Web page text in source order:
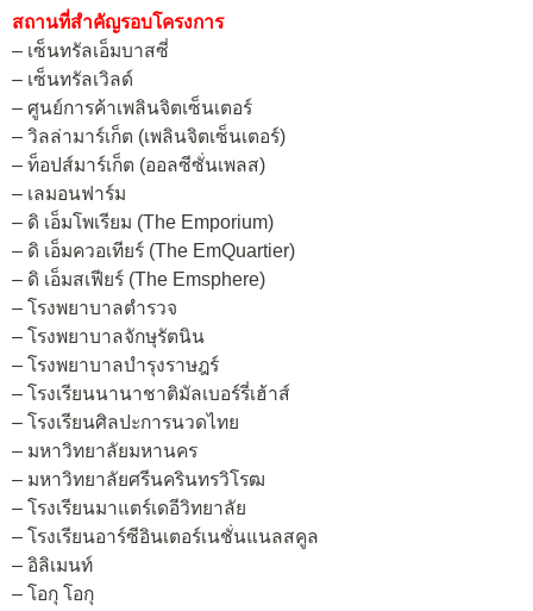
สถานที่สำคัญรอบโครงการ
– เซ็นทรัลเอ็มบาสซี่
– เซ็นทรัลเวิลด์
– ศูนย์การค้าเพลินจิตเซ็นเตอร์
– วิลล่ามาร์เก็ต (เพลินจิตเซ็นเตอร์)
– ท็อปส์มาร์เก็ต (ออลซีซั่นเพลส)
– เลมอนฟาร์ม
– ดิ เอ็มโพเรียม (The Emporium)
– ดิ เอ็มควอเทียร์ (The EmQuartier)
– ดิ เอ็มสเฟียร์ (The Emsphere)
– โรงพยาบาลตำรวจ
– โรงพยาบาลจักษุรัตนิน
– โรงพยาบาลบำรุงราษฎร์
– โรงเรียนนานาชาติมัลเบอร์รี่เฮ้าส์
– โรงเรียนศิลปะการนวดไทย
– มหาวิทยาลัยมหานคร
– มหาวิทยาลัยศรีนครินทรวิโรฒ
– โรงเรียนมาแตร์เดอีวิทยาลัย
– โรงเรียนอาร์ซีอินเตอร์เนชั่นแนลสคูล
– อิลิเมนท์
– โอกุ โอกุ